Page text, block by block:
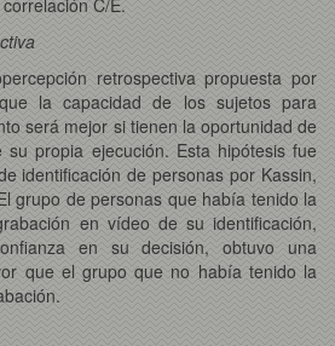
retrospectiva propuesta por
la capacidad de los sujetos para
será mejor si tienen la oportunidad de
su propia ejecución. Esta hipótesis fue
identificación de personas por Kassin,
grupo de personas que había tenido la
en vídeo de su identificación,
en su decisión, obtuvo una
que el grupo que no había tenido la